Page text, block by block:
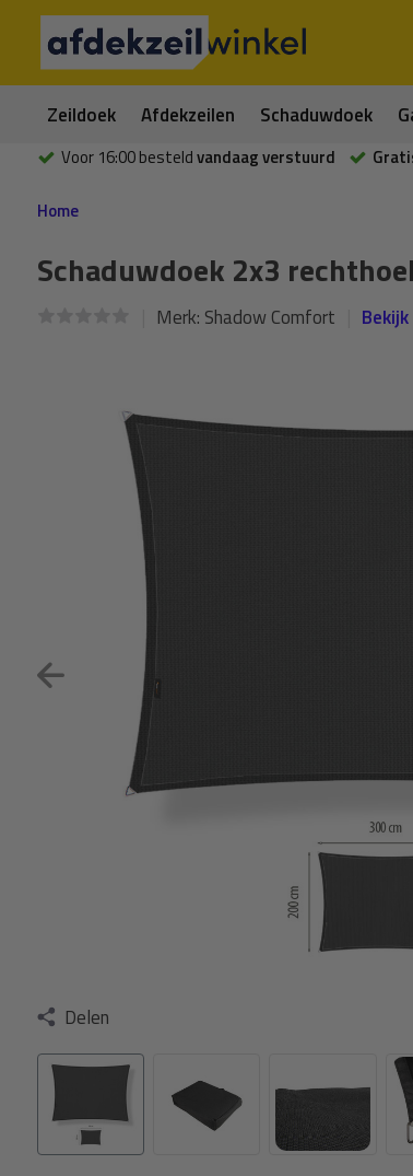
Zeildoek Afdekzeilen Schaduwdoek
Voor 16:00 besteldvandaag verstuurd
Home
Schaduwdoek 2x3
Merk: Shadow Comfort
Delen